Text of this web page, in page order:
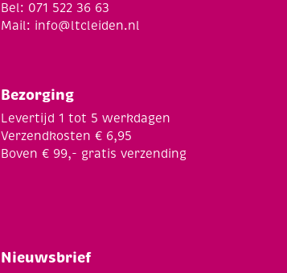
Bel: 071 522 36 63
Mail: info@ltcleiden.nl
Bezorging
Levertijd 1 tot 5 werkdagen
Verzendkosten € 6,95
Boven € 99,- gratis verzending
Nieuwsbrief